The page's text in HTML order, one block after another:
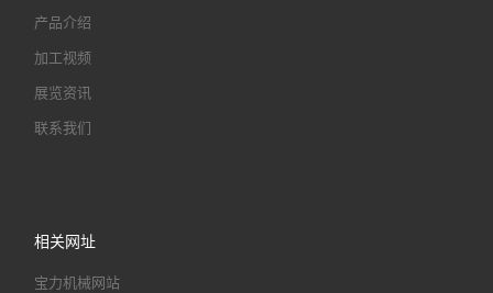
产品介绍
加工视频
展览资讯
联系我们
相关网址
宝力机械网站